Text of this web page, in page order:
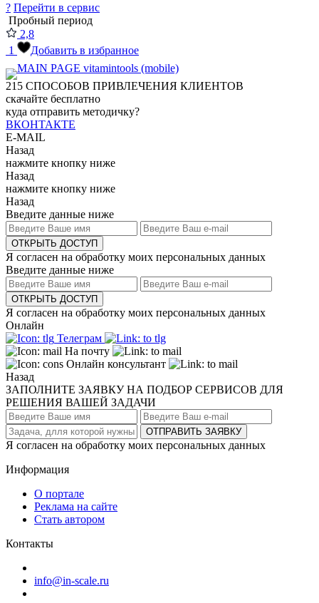
? Перейти в сервис
Пробный период
2,8
1
Добавить в избранное
215 СПОСОБОВ ПРИВЛЕЧЕНИЯ КЛИЕНТОВ
скачайте бесплатно
куда отправить методичку?
ВКОНТАКТЕ
E-MAIL
Назад
нажмите кнопку ниже
Назад
нажмите кнопку ниже
Назад
Введите данные ниже
ОТКРЫТЬ ДОСТУП
Я согласен на обработку моих персональных данных
Введите данные ниже
ОТКРЫТЬ ДОСТУП
Я согласен на обработку моих персональных данных
Онлайн
Телеграм
На почту
Онлайн консультант
Назад
ЗАПОЛНИТЕ ЗАЯВКУ НА ПОДБОР СЕРВИСОВ ДЛЯ
РЕШЕНИЯ ВАШЕЙ ЗАДАЧИ
ОТПРАВИТЬ ЗАЯВКУ
Я согласен на обработку моих персональных данных
Информация
О портале
Реклама на сайте
Стать автором
Контакты
info@in-scale.ru